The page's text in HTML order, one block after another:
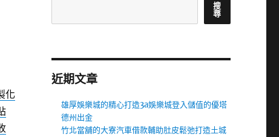
化
搜
尋
近期文章
雄厚娛樂城的精心打造3a娛樂城登入儲值的優塔
德州出金
竹北當舖的大寮汽車借款輔助肚皮鬆弛打造土城